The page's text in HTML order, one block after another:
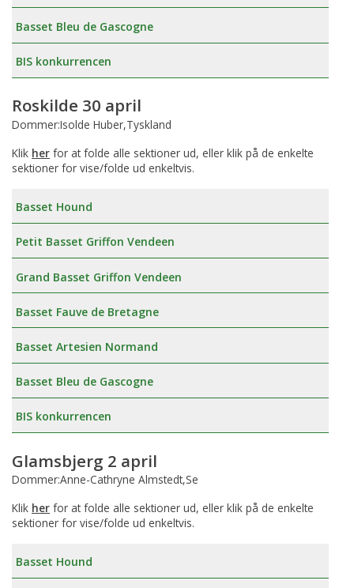
Basset Bleu de Gascogne
BIS konkurrencen
Roskilde 30 april
Dommer:Isolde Huber,Tyskland
Klik her for at folde alle sektioner ud, eller klik på de enkelte
sektioner for vise/folde ud enkeltvis.
Basset Hound
Petit Basset Griffon Vendeen
Grand Basset Griffon Vendeen
Basset Fauve de Bretagne
Basset Artesien Normand
Basset Bleu de Gascogne
BIS konkurrencen
Glamsbjerg 2 april
Dommer:Anne-Cathryne Almstedt,Se
Klik her for at folde alle sektioner ud, eller klik på de enkelte
sektioner for vise/folde ud enkeltvis.
Basset Hound